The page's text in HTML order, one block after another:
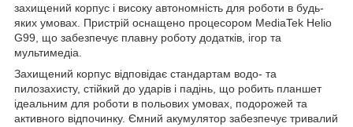
захищений корпус і високу автономність для роботи в будь-
яких умовах. Пристрій оснащено процесором MediaTek Helio
G99, що забезпечує плавну роботу додатків, ігор та
мультимедіа.
Захищений корпус відповідає стандартам водо- та
пилозахисту, стійкий до ударів і падінь, що робить планшет
ідеальним для роботи в польових умовах, подорожей та
активного відпочинку. Ємний акумулятор забезпечує тривалий